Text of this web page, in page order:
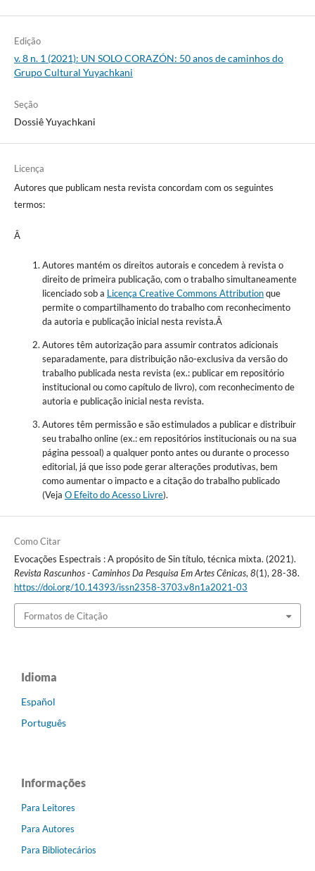
Edição
v. 8 n. 1 (2021): UN SOLO CORAZÓN: 50 anos de caminhos do
Grupo Cultural Yuyachkani
Seção
Dossiê Yuyachkani
Licença
Autores que publicam nesta revista concordam com os seguintes
termos:
Â
Autores mantém os direitos autorais e concedem à revista o
direito de primeira publicação, com o trabalho simultaneamente
licenciado sob a Licença Creative Commons Attributionque
permite o compartilhamento do trabalho com reconhecimento
da autoria e publicação inicial nesta revista.Â
Autores têm autorização para assumir contratos adicionais
separadamente, para distribuição não-exclusiva da versão do
trabalho publicada nesta revista (ex.: publicar em repositório
institucional ou como capítulo de livro), com reconhecimento de
autoria e publicação inicial nesta revista.
Autores têm permissão e são estimulados a publicar e distribuir
seu trabalho online (ex.: em repositórios institucionais ou na sua
página pessoal) a qualquer ponto antes ou durante o processo
editorial, já que isso pode gerar alterações produtivas, bem
como aumentar o impacto e a citação do trabalho publicado
(Veja O Efeito do Acesso Livre).
Como Citar
Evocações Espectrais : A propósito de Sin título, técnica mixta. (2021).
Revista Rascunhos - Caminhos Da Pesquisa Em Artes Cênicas,8(1), 28-38.
https://doi.org/10.14393/issn2358-3703.v8n1a2021-03
Formatos de Citação
Idioma
Español
Português
Informações
Para Leitores
Para Autores
Para Bibliotecários